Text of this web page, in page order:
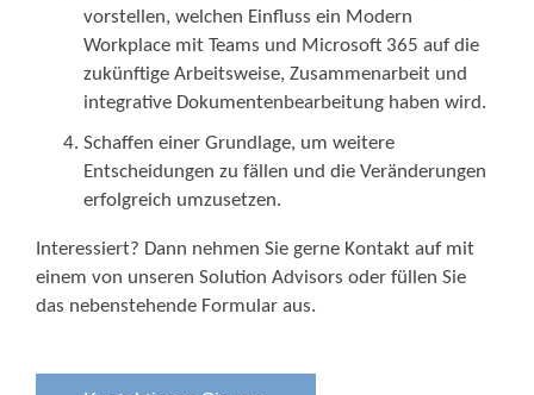
vorstellen, welchen Einfluss ein Modern
Workplace mit Teams und Microsoft 365 auf die
zukünftige Arbeitsweise, Zusammenarbeit und
integrative Dokumentenbearbeitung haben wird.
Schaffen einer Grundlage, um weitere
Entscheidungen zu fällen und die Veränderungen
erfolgreich umzusetzen.
Interessiert? Dann nehmen Sie gerne Kontakt auf mit
einem von unseren Solution Advisors oder füllen Sie
das nebenstehende Formular aus.